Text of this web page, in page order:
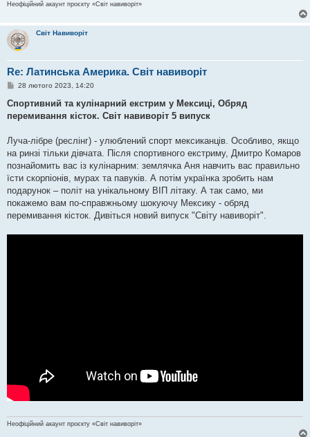
Неофіційний акаунт проєкту «Світ навиворіт»
Світ Навиворіт
Re: Латинська Америка. Світ навиворіт
П
в
д
л
е
н
я
28 лютого 2023, 14:20
Спортивний та кулінарний екстрим у Мексиці, Обряд
перемивання кісток. Світ навиворіт 5 випуск
Луча-лібре (реслінг) - улюблений спорт мексиканців. Особливо, якщо
на ринзі тільки дівчата. Після спортивного екстриму, Дмитро Комаров
познайомить вас із кулінарним: землячка Аня навчить вас правильно
їсти скорпіонів, мурах та павуків. А потім українка зробить нам
подарунок – політ на унікальному ВІП літаку. А так само, ми
покажемо вам по-справжньому шокуючу Мексику - обряд
перемивання кісток. Дивіться новий випуск "Світу навиворіт".
Неофіційний акаунт проєкту «Світ навиворіт»